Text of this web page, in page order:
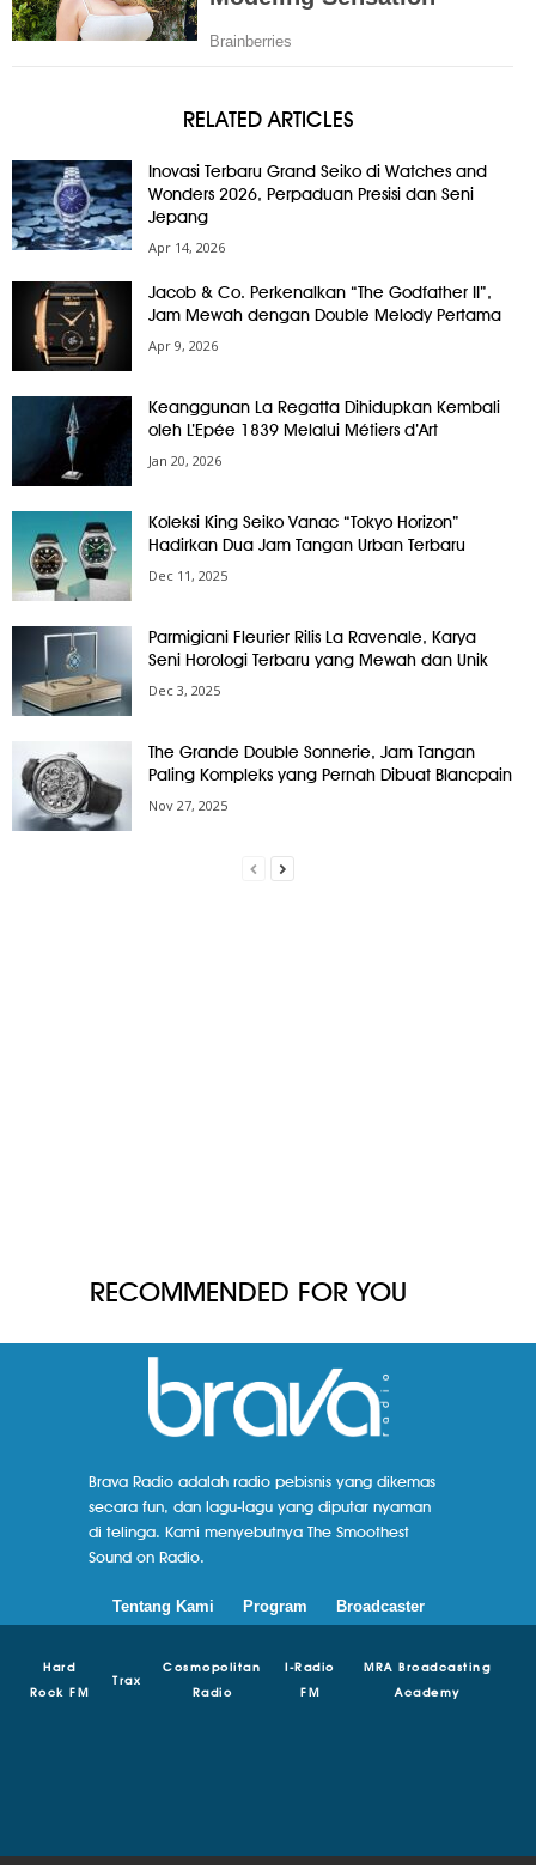
RELATED ARTICLES
Inovasi Terbaru Grand Seiko di Watches and
Wonders 2026, Perpaduan Presisi dan Seni
Jepang
Apr 14, 2026
Jacob & Co. Perkenalkan “The Godfather II”,
Jam Mewah dengan Double Melody Pertama
Apr 9, 2026
Keanggunan La Regatta Dihidupkan Kembali
oleh L’Epée 1839 Melalui Métiers d’Art
Jan 20, 2026
Koleksi King Seiko Vanac “Tokyo Horizon”
Hadirkan Dua Jam Tangan Urban Terbaru
Dec 11, 2025
Parmigiani Fleurier Rilis La Ravenale, Karya
Seni Horologi Terbaru yang Mewah dan Unik
Dec 3, 2025
The Grande Double Sonnerie, Jam Tangan
Paling Kompleks yang Pernah Dibuat Blancpain
Nov 27, 2025
RECOMMENDED FOR YOU
Brava Radio adalah radio pebisnis yang dikemas
secara fun, dan lagu-lagu yang diputar nyaman
di telinga. Kami menyebutnya The Smoothest
Sound on Radio.
Tentang Kami Program Broadcaster
Hard
Rock FM
Trax
Cosmopolitan
Radio
I-Radio
FM
MRA Broadcasting
Academy